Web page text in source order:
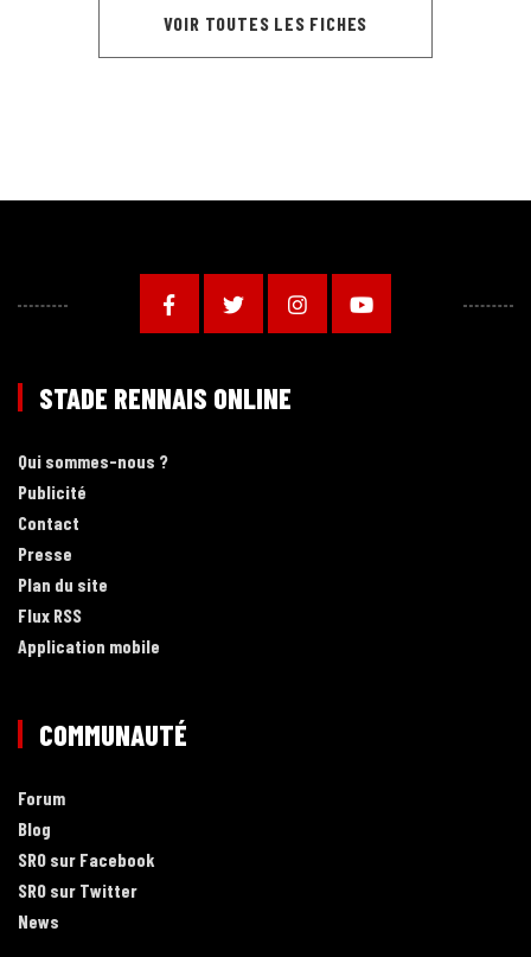
VOIR TOUTES LES FICHES
STADE RENNAIS ONLINE
Qui sommes-nous ?
Publicité
Contact
Presse
Plan du site
Flux RSS
Application mobile
COMMUNAUTÉ
Forum
Blog
SRO sur Facebook
SRO sur Twitter
News